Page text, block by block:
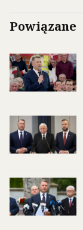
Powiązane